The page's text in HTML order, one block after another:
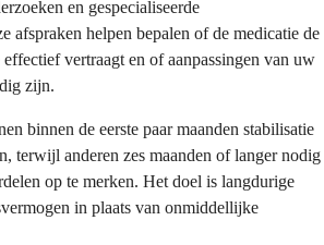
en gespecialiseerde
afspraken helpen bepalen of de medicatie de
vertraagt en of aanpassingen van uw
zijn.
binnen de eerste paar maanden stabilisatie
terwijl anderen zes maanden of langer nodig
op te merken. Het doel is langdurige
in plaats van onmiddellijke